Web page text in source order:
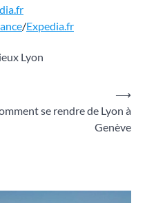
/Expedia.fr
Lyon
se rendre de Lyon à
Genève
⟶